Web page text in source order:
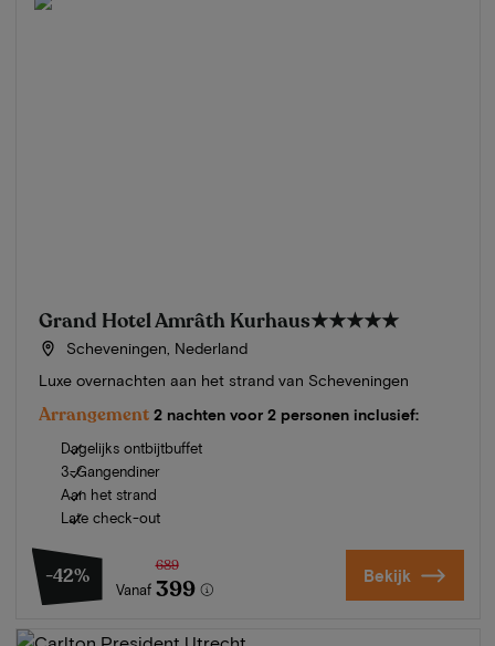
Grand Hotel Amrâth Kurhaus★★★★★
Scheveningen, Nederland
Luxe overnachten aan het strand van Scheveningen
Arrangement 2 nachten voor 2 personen inclusief:
Dagelijks ontbijtbuffet
3-Gangendiner
Aan het strand
Late check-out
-42%
Vanaf
689
399 Bekijk